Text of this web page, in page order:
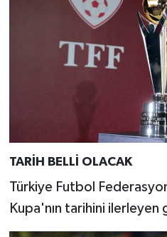
TARİH BELLİ OLACAK
Türkiye Futbol
Kupa'nın tarihini ilerleyen